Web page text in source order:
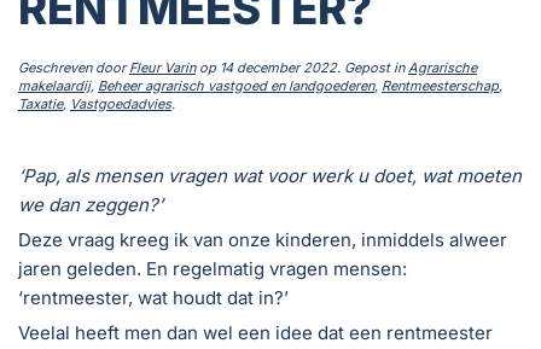
Geschreven doorFleur Varinop 14 december 2022. Gepost inAgrarische
makelaardij, Beheer agrarisch vastgoed en landgoederen, Rentmeesterschap,
Taxatie, Vastgoedadvies.
‘Pap, als mensen vragen wat voor werk u doet, wat moeten
we dan zeggen?’
Deze vraag kreeg ik van onze kinderen, inmiddels alweer
jaren geleden. En regelmatig vragen mensen:
‘rentmeester, wat houdt dat in?’
Veelal heeft men dan wel een idee dat een rentmeester